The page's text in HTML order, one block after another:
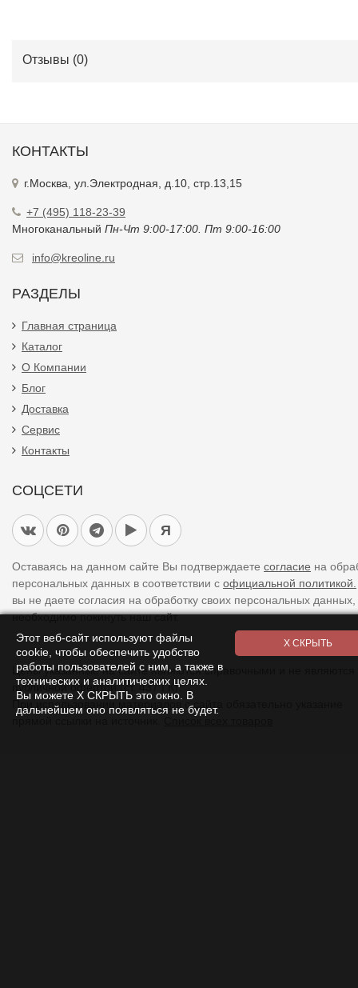
Отзывы (0)
КОНТАКТЫ
г.Москва, ул.Электродная, д.10, стр.13,15
+7 (495) 118-23-39
Многоканальный Пн-Чт 9:00-17:00. Пт 9:00-16:00
info@kreoline.ru
РАЗДЕЛЫ
Главная страница
Каталог
О Компании
Блог
Доставка
Сервис
Контакты
СОЦСЕТИ
Я
Оставаясь на данном сайте Вы подтверждаете согласие на
персональных данных в соответствии с официальной политикой.
вы не даете согласия на обработку своих персональных
необходимо покинуть наш сайт.
Цены указанные на сайте являются справочными и не являются
публичной офертой (ст. 437 ГК).
При использовании
с сайта обязательно указание
Этот веб-сайт используют файлы
cookie, чтобы обеспечить удобство
работы пользователей с ним, а также в
технических и аналитических целях.
Вы можете Х СКРЫТЬ это окно. В
дальнейшем оно появляться не будет.